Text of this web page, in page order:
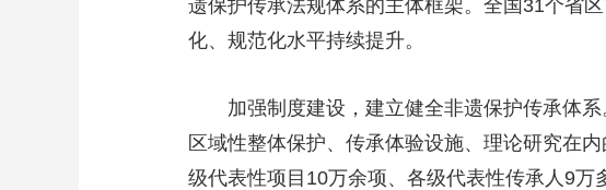
遗保护传承法规体系的主体框架。全国31个省
化、规范化水平持续提升。
加强制度建设，建立健全非遗保护传承体
区域性整体保护、传承体验设施、理论研究在
级代表性项目10万余项、各级代表性传承人9